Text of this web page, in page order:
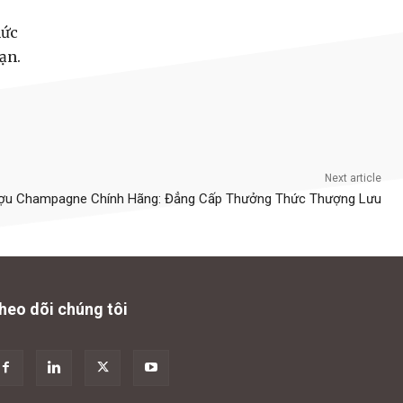
Next article
Champagne Chính Hãng: Đẳng Cấp Thưởng Thức Thượng Lưu
dõi chúng tôi